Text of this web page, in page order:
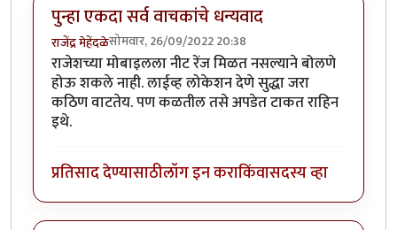
पुन्हा एकदा सर्व वाचकांचे धन्यवाद
राजेंद्र मेहेंदळेसोमवार, 26/09/2022 20:38
राजेशच्या मोबाइलला नीट रेंज मिळत नसल्याने बोलणे
होऊ शकले नाही. लाईव्ह लोकेशन देणे सुद्धा जरा
कठिण वाटतेय. पण कळतील तसे अपडेत टाकत राहिन
इथे.
प्रतिसाद देण्यासाठीलॉग इन कराकिंवासदस्य व्हा